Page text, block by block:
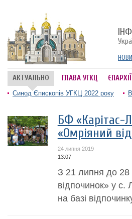
АКТУАЛЬНО ГЛАВА УГКЦ
Синод Єпископів УГКЦ 2022 року
БФ «Карітас-
«Омріяний
24 липня 2019
13:07
З 21 липня до 28
відпочинок» у
на базі